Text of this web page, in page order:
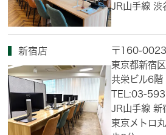
JR山手線 渋
新宿店
〒160-0023
東京都新宿
共栄ビル6階
TEL:03-
JR山手線 新
東京メトロ